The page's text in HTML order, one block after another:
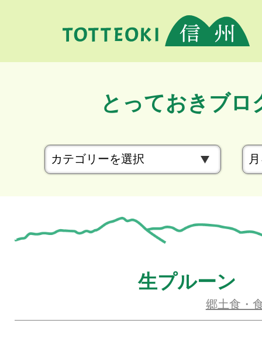
とっておきブロ
カ
テ
リ
ー
生プルーン
郷土食・